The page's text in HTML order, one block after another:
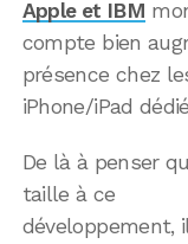
Apple et IBM
compte bien
présence chez
iPhone/iPad
De là à penser
taille à ce
développement,